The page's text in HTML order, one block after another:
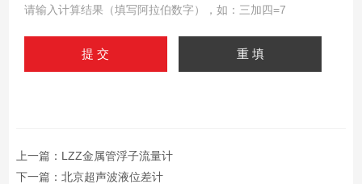
请输入计算结果（填写阿拉伯数字），如：三加四=7
上一篇： LZZ金属管浮子流量计
下一篇： 北京超声波液位差计